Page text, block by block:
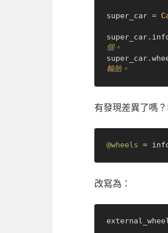
super_car =
個。
輪胎。
有發現差異了嗎
@wheels =
改寫為：